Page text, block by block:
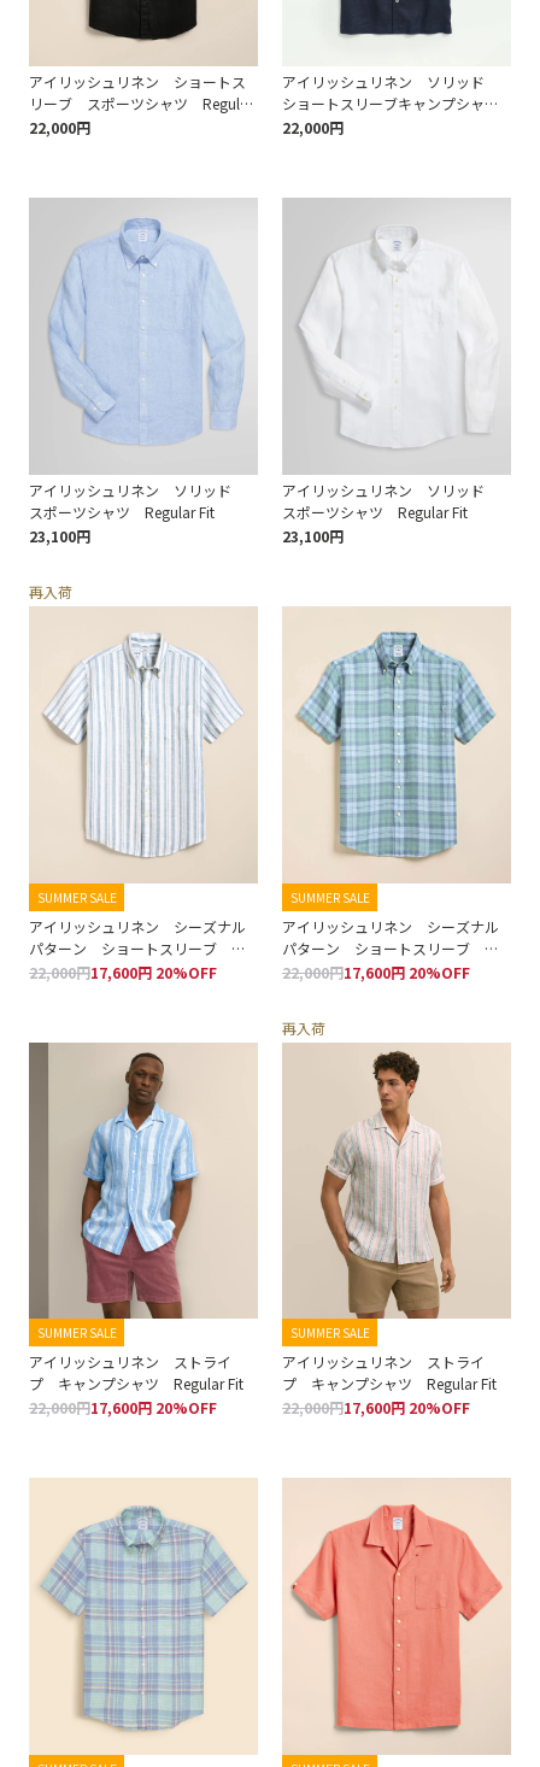
アイリッシュリネン ショートス
リーブ スポーツシャツ Regular
Fit
22,000円
アイリッシュリネン ソリッド
ショートスリーブキャンプシャ
ツ Regular Fit
22,000円
アイリッシュリネン ソリッド
スポーツシャツ Regular Fit
23,100円
アイリッシュリネン ソリッド
スポーツシャツ Regular Fit
23,100円
再入荷
SUMMER SALE
アイリッシュリネン シーズナル
パターン ショートスリーブ ス
ポーツシャツ Regular Fit
22,000円17,600円 20%OFF
SUMMER SALE
アイリッシュリネン シーズナル
パターン ショートスリーブ ス
ポーツシャツ Regular Fit
22,000円17,600円 20%OFF
SUMMER SALE
アイリッシュリネン ストライ
プ キャンプシャツ Regular Fit
22,000円17,600円 20%OFF
再入荷
SUMMER SALE
アイリッシュリネン ストライ
プ キャンプシャツ Regular Fit
22,000円17,600円 20%OFF